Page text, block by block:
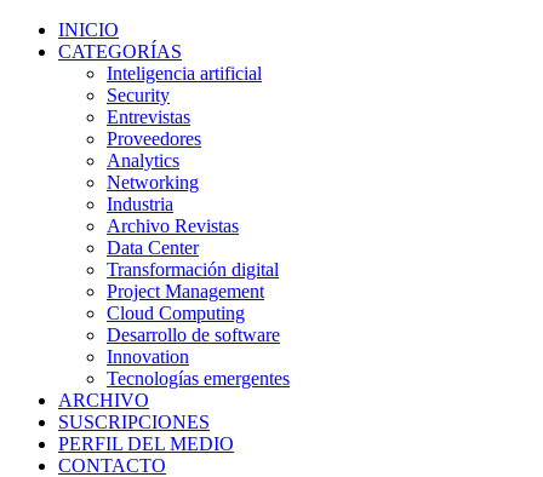
INICIO
CATEGORÍAS
Inteligencia artificial
Security
Entrevistas
Proveedores
Analytics
Networking
Industria
Archivo Revistas
Data Center
Transformación digital
Project Management
Cloud Computing
Desarrollo de software
Innovation
Tecnologías emergentes
ARCHIVO
SUSCRIPCIONES
PERFIL DEL MEDIO
CONTACTO